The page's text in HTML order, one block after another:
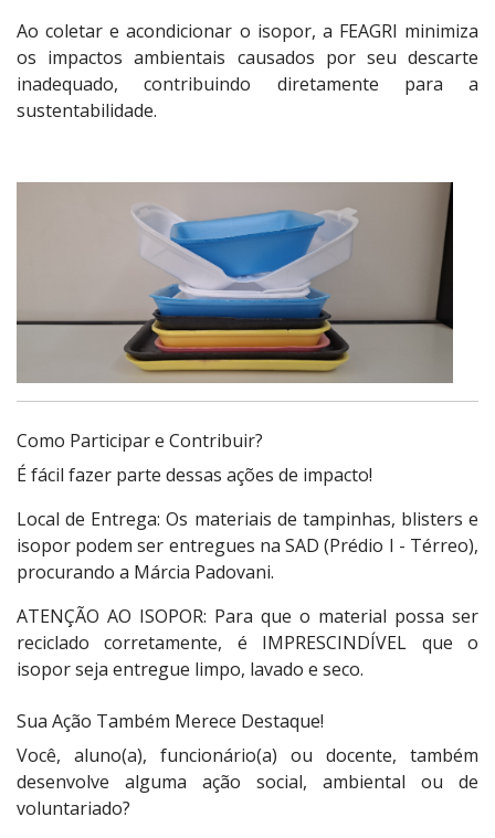
Ao coletar e acondicionar o isopor, a FEAGRI minimiza
os impactos ambientais causados por seu descarte
inadequado, contribuindo diretamente para a
sustentabilidade.
Como Participar e Contribuir?
É fácil fazer parte dessas ações de impacto!
Local de Entrega: Os materiais de tampinhas, blisters e
isopor podem ser entregues na SAD (Prédio I - Térreo),
procurando a Márcia Padovani.
ATENÇÃO AO ISOPOR: Para que o material possa ser
reciclado corretamente, é IMPRESCINDÍVEL que o
isopor seja entregue limpo, lavado e seco.
Sua Ação Também Merece Destaque!
Você, aluno(a), funcionário(a) ou docente, também
desenvolve alguma ação social, ambiental ou de
voluntariado?